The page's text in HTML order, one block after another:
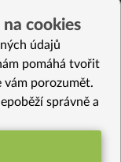
na cookies
údajů
pomáhá tvořit
vám porozumět.
správně a